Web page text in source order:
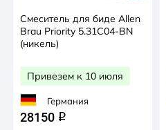
Смеситель для биде Allen
Brau Priority 5.31С04-BN
(никель)
Привезем к 10 июля
Германия
28150 q